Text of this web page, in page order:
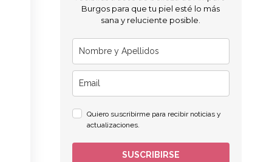
NO SOY PERFECTA, NI
Suscríbete a nuestro newsletter y
recibirás trucos de belleza de Amparo
Burgos para que tu piel esté lo más